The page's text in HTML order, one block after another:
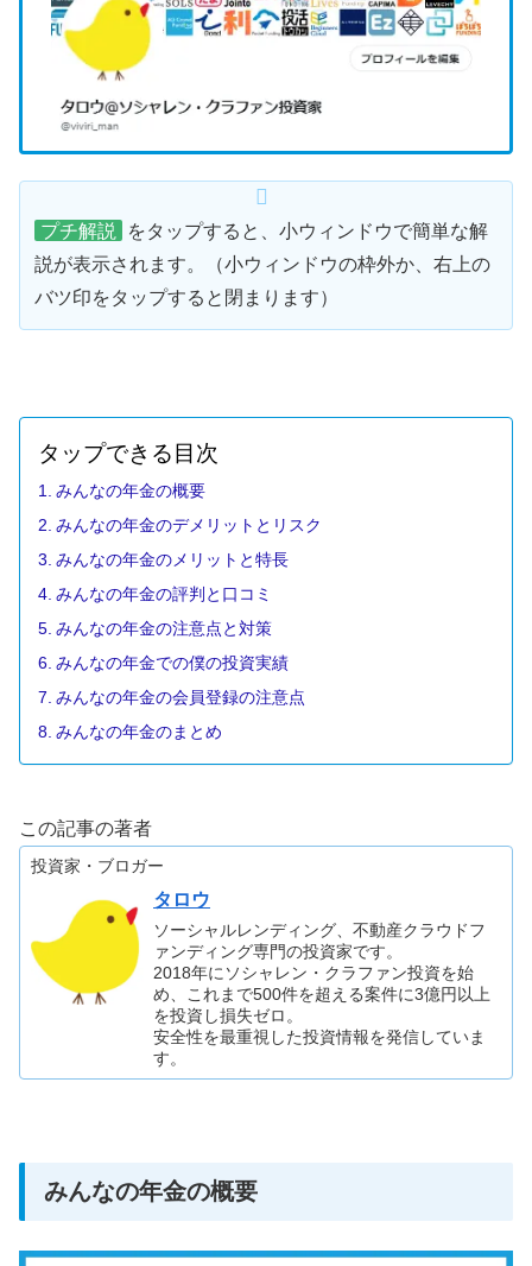
プチ解説
をタップすると、小ウィンドウで簡単な解
説が表示されます。（小ウィンドウの枠外か、右上の
バツ印をタップすると閉まります）
タップできる目次
みんなの年金の概要
みんなの年金のデメリットとリスク
みんなの年金のメリットと特長
みんなの年金の評判と口コミ
みんなの年金の注意点と対策
みんなの年金での僕の投資実績
みんなの年金の会員登録の注意点
みんなの年金のまとめ
この記事の著者
投資家・ブロガー
タロウ
ソーシャルレンディング、不動産クラウドフ
ァンディング専門の投資家です。
2018年にソシャレン・クラファン投資を始
め、これまで500件を超える案件に3億円以上
を投資し損失ゼロ。
安全性を最重視した投資情報を発信していま
す。
みんなの年金の概要